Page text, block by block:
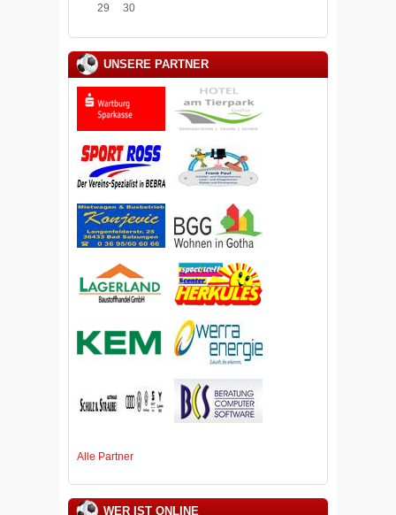
29
30
UNSERE PARTNER
Alle Partner
WER IST ONLINE